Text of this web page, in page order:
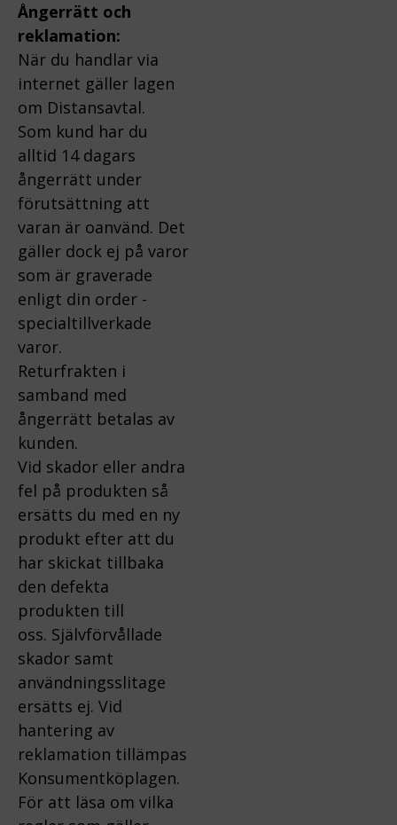
Ångerrätt och
reklamation:
När du handlar via
internet gäller lagen
om Distansavtal.
Som kund har du
alltid 14 dagars
ångerrätt under
förutsättning att
varan är oanvänd. Det
gäller dock ej på varor
som är graverade
enligt din order -
specialtillverkade
varor.
Returfrakten i
samband med
ångerrätt betalas av
kunden.
Vid skador eller andra
fel på produkten så
ersätts du med en ny
produkt efter att du
har skickat tillbaka
den defekta
produkten till
oss. Självförvållade
skador samt
användningsslitage
ersätts ej. Vid
hantering av
reklamation tillämpas
Konsumentköplagen.
För att läsa om vilka